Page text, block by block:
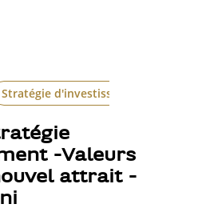
Stratégie d'investissement
-Valeurs
attrait -